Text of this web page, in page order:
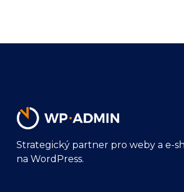
Strategický partner pro weby a e-
na WordPress.